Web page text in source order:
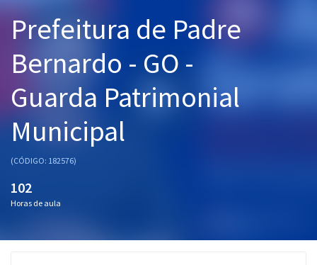
Cursos 20% OFF
Pós
Graduação
OAB
Questões grátis
Prefeitura de Padre
Bernardo - GO -
Guarda Patrimonial
Municipal
(CÓDIGO: 182576)
102
Horas de aula